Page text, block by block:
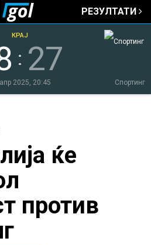
to navigation
РЕЗУЛТАТИ
Спортинг
: 27
КРАЈ
2025, 20:45
ќе
против